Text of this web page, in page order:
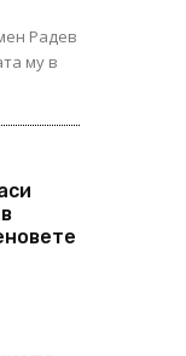
Радев
му в